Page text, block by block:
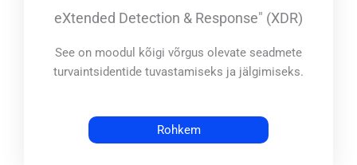
eXtended Detection & Response" (XDR)
See on moodul kõigi võrgus olevate seadmete
turvaintsidentide tuvastamiseks ja jälgimiseks.
Rohkem